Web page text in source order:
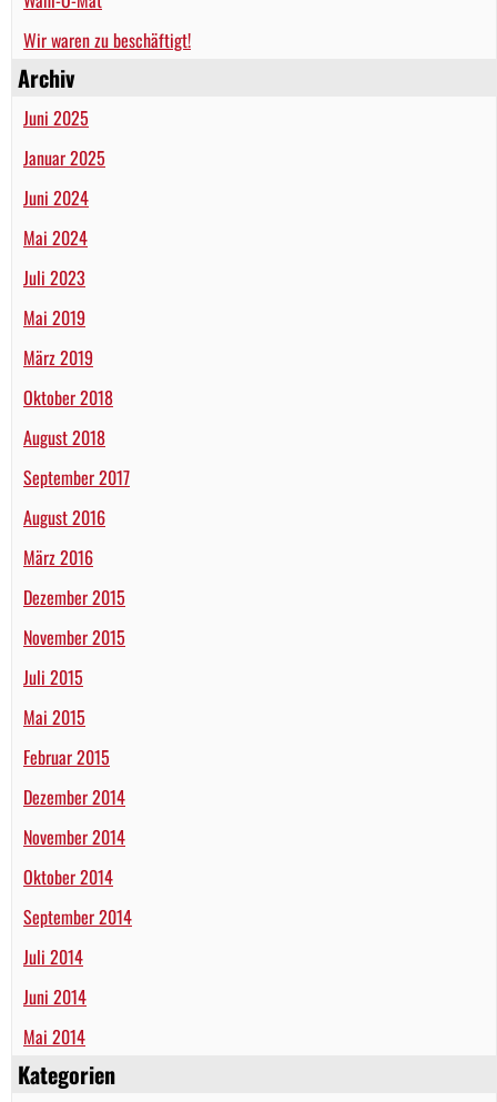
Wir waren zu beschäftigt!
Archiv
Juni 2025
Januar 2025
Juni 2024
Mai 2024
Juli 2023
Mai 2019
März 2019
Oktober 2018
August 2018
September 2017
August 2016
März 2016
Dezember 2015
November 2015
Juli 2015
Mai 2015
Februar 2015
Dezember 2014
November 2014
Oktober 2014
September 2014
Juli 2014
Juni 2014
Mai 2014
Kategorien